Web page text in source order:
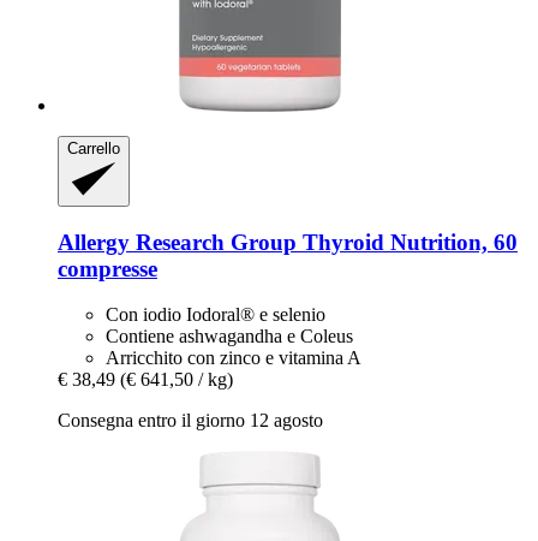
Carrello
Allergy Research Group Thyroid Nutrition, 60
compresse
Con iodio Iodoral® e selenio
Contiene ashwagandha e Coleus
Arricchito con zinco e vitamina A
€ 38,49 (€ 641,50 / kg)
Consegna entro il giorno 12 agosto